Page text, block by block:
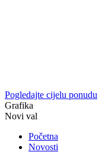
Pogledajte cijelu ponudu
Grafika
Novi val
Početna
Novosti